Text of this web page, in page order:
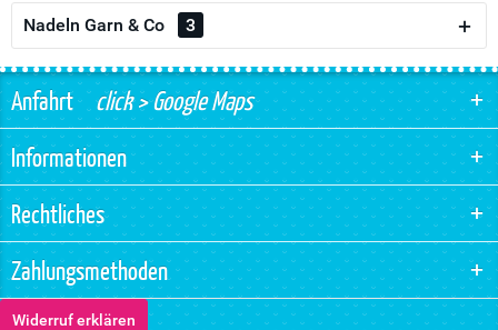
Nadeln Garn & Co 3
Anfahrtclick > Google Maps
Informationen
Rechtliches
Zahlungsmethoden
Widerruf erklären